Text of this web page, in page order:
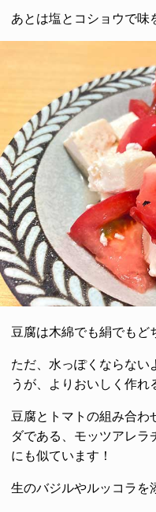
あとは塩とコショウで味
豆腐は木綿でも絹でもど
ただ、水っぽくならない
うが、よりおいしく作れ
豆腐とトマトの組み合わ
ダである、モッツアレラ
にも似ています！
生のバジルやルッコラを